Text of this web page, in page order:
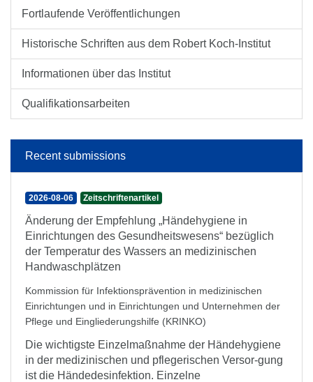
Fortlaufende Veröffentlichungen
Historische Schriften aus dem Robert Koch-Institut
Informationen über das Institut
Qualifikationsarbeiten
Recent submissions
2026-08-06 Zeitschriftenartikel
Änderung der Empfehlung „Händehygiene in
Einrichtungen des Gesundheitswesens“ bezüglich
der Temperatur des Wassers an medizinischen
Handwaschplätzen
Kommission für Infektionsprävention in medizinischen
Einrichtungen und in Einrichtungen und Unternehmen der
Pflege und Eingliederungshilfe (KRINKO)
Die wichtigste Einzelmaßnahme der Händehygiene
in der medizinischen und pflegerischen Versor-gung
ist die Händedesinfektion. Einzelne